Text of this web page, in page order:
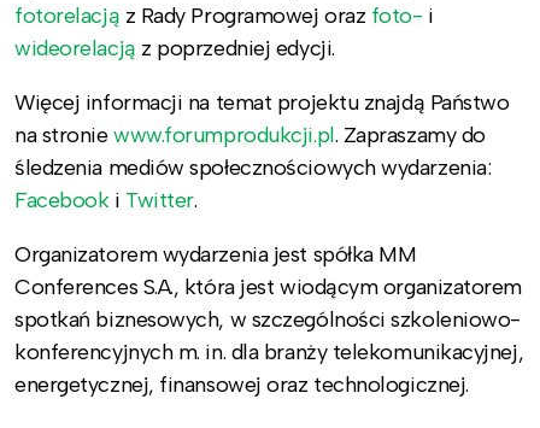
fotorelacją z Rady Programowej oraz foto- i
wideorelacją z poprzedniej edycji.
Więcej informacji na temat projektu znajdą Państwo
na stroniewww.forumprodukcji.pl. Zapraszamy do
śledzenia mediów społecznościowych wydarzenia:
Facebooki Twitter.
Organizatorem wydarzenia jest spółka MM
Conferences S.A., która jest wiodącym organizatorem
spotkań biznesowych, w szczególności szkoleniowo-
konferencyjnych m. in. dla branży telekomunikacyjnej,
energetycznej, finansowej oraz technologicznej.